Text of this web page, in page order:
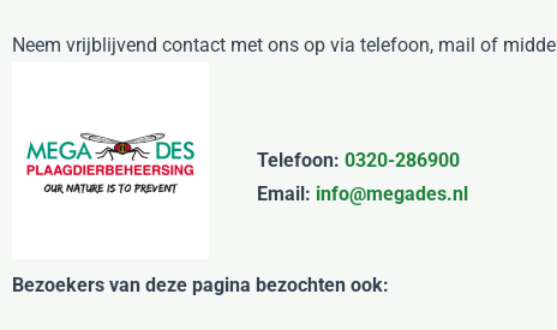
Neem vrijblijvend contact met ons op via telefoon, mail of
Telefoon: 0320-286900
Email: info@megades.nl
Bezoekers van deze pagina bezochten ook: